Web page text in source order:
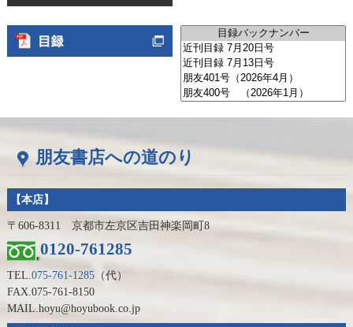
朋友書店への道のり
【本店】
〒606-8311 京都市左京区吉田神楽岡町8
0120-761285
TEL.075-761-1285（代）
FAX.075-761-8150
MAIL.hoyu@hoyubook.co.jp